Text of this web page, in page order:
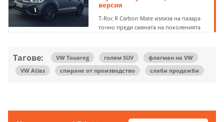
версия
T-Roc R Carbon Mate излиза на пазара
точно преди смяната на поколенията
Тагове: VW Touareg голям SUV
флагман на VW
VW Atlas
спиране от производство слаби продажби